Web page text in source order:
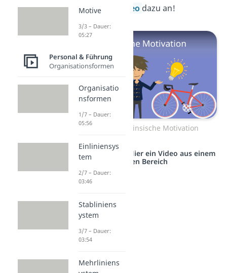
dir jetzt unser
Video dazu an!
Zum Video: Intrinsische Motivation
Studyflix vernetzt: Hier ein Video aus einem
anderen Bereich
Motive
3/3 – Dauer:
05:27
Personal & Führung
Organisationsformen
Organisatio
nsformen
1/7 – Dauer:
05:56
Einliniensys
tem
2/7 – Dauer:
03:46
Stabliniens
ystem
3/7 – Dauer:
03:54
Mehrliniens